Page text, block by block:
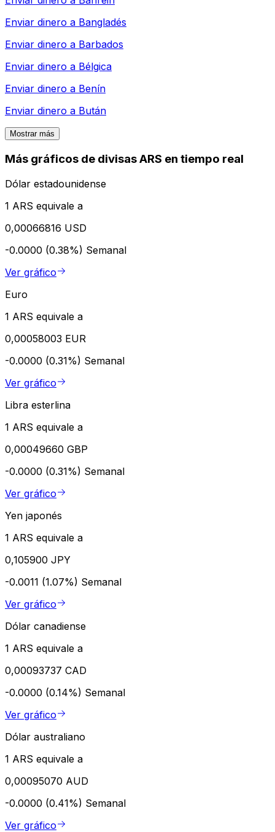
Enviar dinero a Bangladés
Enviar dinero a Barbados
Enviar dinero a Bélgica
Enviar dinero a Benín
Enviar dinero a Bután
Mostrar más
Más gráficos de divisas ARS en tiempo real
Dólar estadounidense
1 ARS equivale a
0,00066816 USD
-0.0000 (0.38%) Semanal
Ver gráfico
Euro
1 ARS equivale a
0,00058003 EUR
-0.0000 (0.31%) Semanal
Ver gráfico
Libra esterlina
1 ARS equivale a
0,00049660 GBP
-0.0000 (0.31%) Semanal
Ver gráfico
Yen japonés
1 ARS equivale a
0,105900 JPY
-0.0011 (1.07%) Semanal
Ver gráfico
Dólar canadiense
1 ARS equivale a
0,00093737 CAD
-0.0000 (0.14%) Semanal
Ver gráfico
Dólar australiano
1 ARS equivale a
0,00095070 AUD
-0.0000 (0.41%) Semanal
Ver gráfico